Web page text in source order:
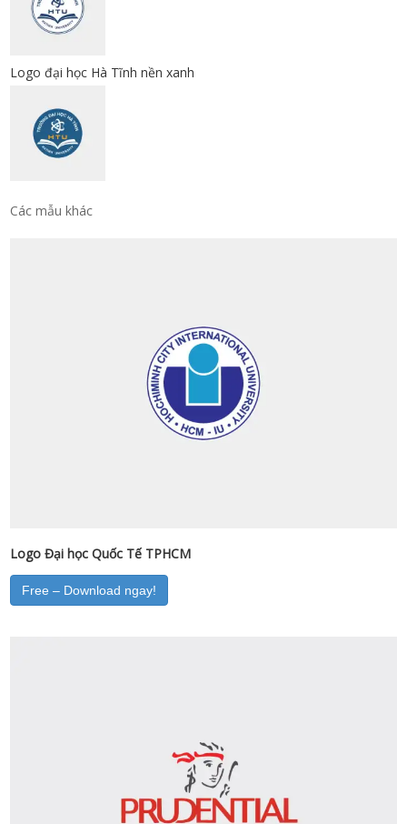
Logo đại học Hà Tĩnh nền xanh
Các mẫu khác
Logo Đại học Quốc Tế TPHCM
Free – Download ngay!